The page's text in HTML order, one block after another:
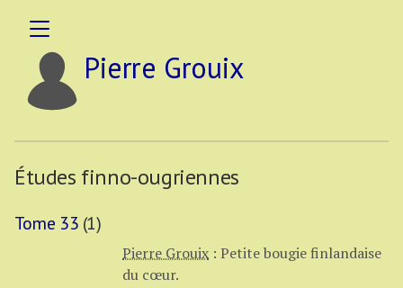
Pierre Grouix
Études finno-ougriennes
Tome 33 (1)
Pierre Grouix : Petite bougie finlandaise
du cœur.